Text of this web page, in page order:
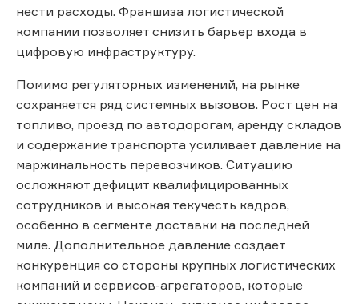
нести расходы. Франшиза логистической
компании позволяет снизить барьер входа в
цифровую инфраструктуру.
Помимо регуляторных изменений, на рынке
сохраняется ряд системных вызовов. Рост цен на
топливо, проезд по автодорогам, аренду складов
и содержание транспорта усиливает давление на
маржинальность перевозчиков. Ситуацию
осложняют дефицит квалифицированных
сотрудников и высокая текучесть кадров,
особенно в сегменте доставки на последней
миле. Дополнительное давление создает
конкуренция со стороны крупных логистических
компаний и сервисов-агрегаторов, которые